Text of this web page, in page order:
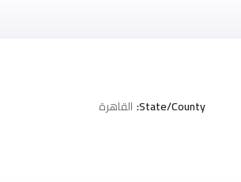
State/County: القاهرة